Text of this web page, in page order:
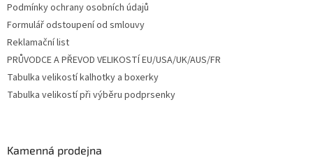
Podmínky ochrany osobních údajů
Formulář odstoupení od smlouvy
Reklamační list
PRŮVODCE A PŘEVOD VELIKOSTÍ EU/USA/UK/AUS/FR
Tabulka velikostí kalhotky a boxerky
Tabulka velikostí při výběru podprsenky
Kamenná prodejna